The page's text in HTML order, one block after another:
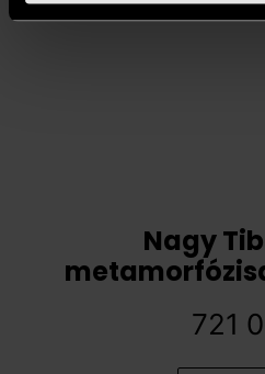
Nagy
721